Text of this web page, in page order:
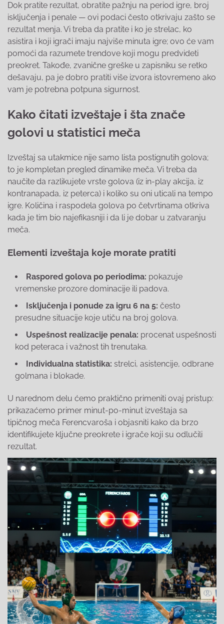
Dok pratite rezultat, obratite pažnju na period igre, broj
isključenja i penale — ovi podaci često otkrivaju zašto se
rezultat menja. Vi treba da pratite i ko je strelac, ko
asistira i koji igrači imaju najviše minuta igre; ovo će vam
pomoći da razumete trendove koji mogu predvideti
preokret. Takođe, zvanične greške u zapisniku se retko
dešavaju, pa je dobro pratiti više izvora istovremeno ako
vam je potrebna potpuna sigurnost.
Kako čitati izveštaje i šta znače
golovi u statistici meča
Izveštaj sa utakmice nije samo lista postignutih golova;
to je kompletan pregled dinamike meča. Vi treba da
naučite da razlikujete vrste golova (iz in-play akcija, iz
kontranapada, iz peterca) i koliko su oni uticali na tempo
igre. Količina i raspodela golova po četvrtinama otkriva
kada je tim bio najefikasniji i da li je dobar u zatvaranju
meča.
Elementi izveštaja koje morate pratiti
Raspored golova po periodima: pokazuje
vremenske prozore dominacije ili padova.
Isključenja i ponude za igru 6 na 5: često
presudne situacije koje utiču na broj golova.
Uspešnost realizacije penala: procenat uspešnosti
kod peteraca i važnost tih trenutaka.
Individualna statistika: strelci, asistencije, odbrane
golmana i blokade.
U narednom delu ćemo praktično primeniti ovaj pristup:
prikazaćemo primer minut-po-minut izveštaja sa
tipičnog meča Ferencvaroša i objasniti kako da brzo
identifikujete ključne preokrete i igrače koji su odlučili
rezultat.